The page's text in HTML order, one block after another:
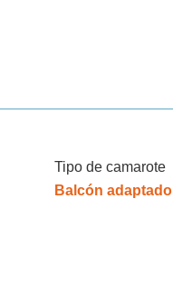
Tipo de camarote
Balcón adaptado